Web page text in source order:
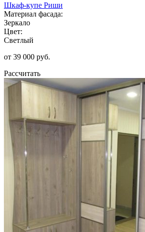
Шкаф-купе Риши
Материал фасада:
Зеркало
Цвет:
Светлый
от 39 000 руб.
Рассчитать